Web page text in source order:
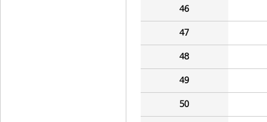
46
47
48
49
50